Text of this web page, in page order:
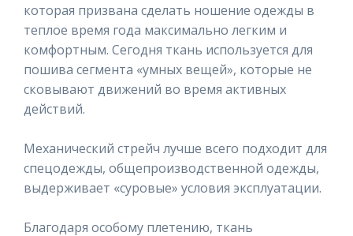
которая призвана сделать ношение одежды в
теплое время года максимально легким и
комфортным. Сегодня ткань используется для
пошива сегмента «умных вещей», которые не
сковывают движений во время активных
действий.
Механический стрейч лучше всего подходит для
спецодежды, общепроизводственной одежды,
выдерживает «суровые» условия эксплуатации.
Благодаря особому плетению, ткань